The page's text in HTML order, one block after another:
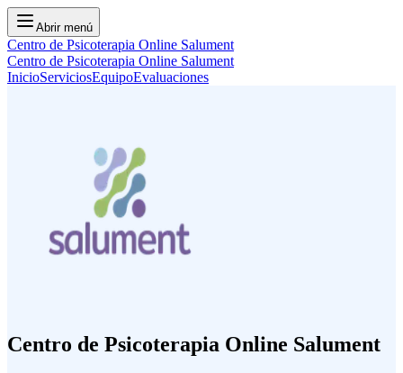
Abrir menú
Centro de Psicoterapia Online Salument
Centro de Psicoterapia Online Salument
InicioServiciosEquipoEvaluaciones
Centro de Psicoterapia Online Salument